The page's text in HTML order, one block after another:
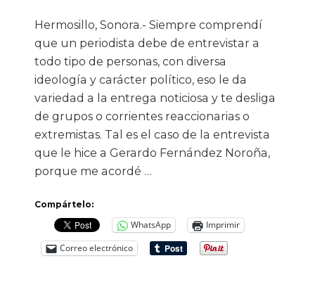
Hermosillo, Sonora.- Siempre comprendí
que un periodista debe de entrevistar a
todo tipo de personas, con diversa
ideología y carácter político, eso le da
variedad a la entrega noticiosa y te desliga
de grupos o corrientes reaccionarias o
extremistas. Tal es el caso de la entrevista
que le hice a Gerardo Fernández Noroña,
porque me acordé …
Compártelo:
WhatsApp
Imprimir
Correo electrónico